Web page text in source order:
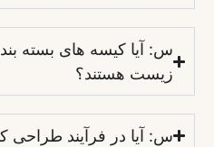
س: آیا کیسه های بسته
زیست هستند؟
س: آیا در فرآیند طراحی